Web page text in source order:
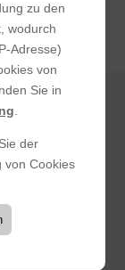
zu den
wodurch
Adresse)
von
Sie in
der
von Cookies